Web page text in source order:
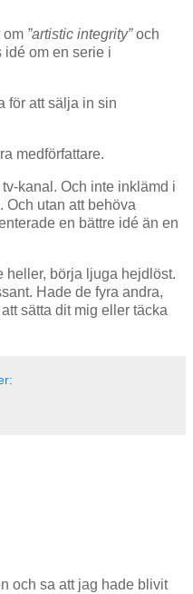
om ”artistic integrity”och
idé om en serie i
för att sälja in sin
medförfattare.
kanal. Och inte inklämd i
Och utan att behöva
en bättre idé än en
heller, börja ljuga hejdlöst.
Hade de fyra andra,
sätta dit mig eller täcka
och sa att jag hade blivit